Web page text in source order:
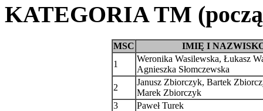
KATEGORIA TM
MSC
IMIĘ I
1
Weronika Wasilewska, Łukasz
Agnieszka Słomczewska
2
Janusz Zbiorczyk, Bartek
Marek Zbiorczyk
3
Paweł Turek